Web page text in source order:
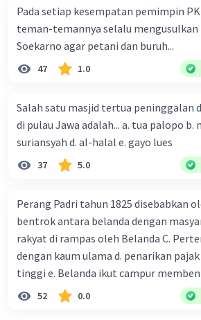
Pada setiap kesempatan pemimpin
teman-temannya selalu mengusulkan
Soekarno agar petani dan buruh...
47 1.0
Salah satu masjid tertua peninggalan
di pulau Jawa adalah... a. tua palopo b. mantingan c.
suriansyah d. al-halal e. gayo lues
37 5.0
Perang Padri tahun 1825 disebabkan
bentrok antara belanda dengan
rakyat di rampas oleh Belanda C.
dengan kaum ulama d. penarikan
tinggi e. Belanda ikut campur
52 0.0